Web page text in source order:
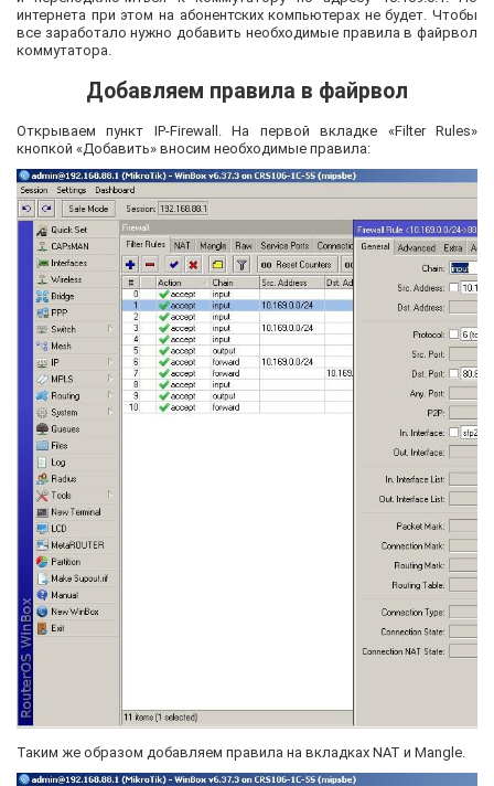
интернета при этом на абонентских компьютерах не будет. Чтобы
все заработало нужно добавить необходимые правила в файрвол
коммутатора.
Добавляем правила в файрвол
Открываем пункт IP-Firewall. На первой вкладке «Filter Rules»
кнопкой «Добавить» вносим необходимые правила:
Таким же образом добавляем правила на вкладках NAT и Mangle.